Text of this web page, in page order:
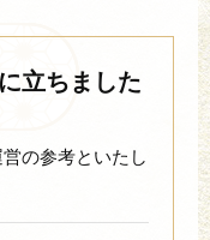
立ちました
の参考といたし